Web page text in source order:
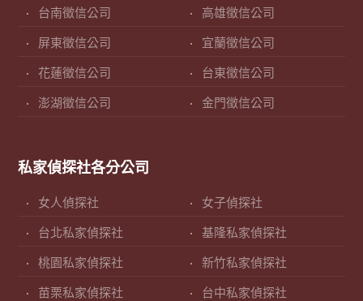
台南徵信公司 高雄徵信公司
屏東徵信公司 宜蘭徵信公司
花蓮徵信公司 台東徵信公司
澎湖徵信公司 金門徵信公司
私家偵探社各分公司
女人偵探社 女子偵探社
台北私家偵探社 基隆私家偵探社
桃園私家偵探社 新竹私家偵探社
苗栗私家偵探社 台中私家偵探社